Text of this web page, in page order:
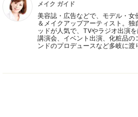
メイク ガイド
美容誌・広告などで、モデル・女
＆メイクアップアーティスト。
ッドが人気で、TVやラジオ出演
講演会、イベント出演、化粧品の
ンドのプロデュースなど多岐に渡